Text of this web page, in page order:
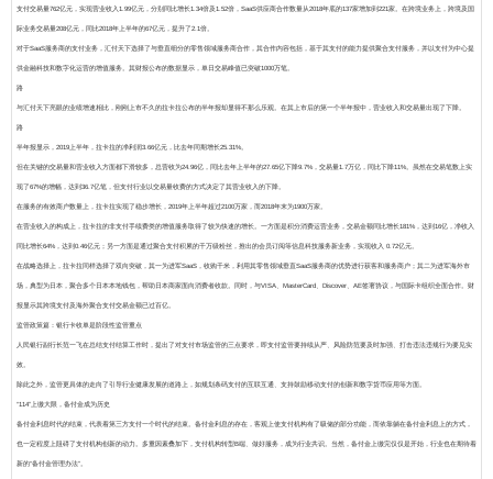
支付交易量762亿元，实现营业收入1.99亿元，分别同比增长1.34倍及1.52倍，SaaS供应商合作数量从2018年底的137家增加到221家。在跨境业务上，跨境及国
际业务交易量208亿元，同比2018年上半年的67亿元，提升了2.1倍。
对于SaaS服务商的支付业务，汇付天下选择了与垂直细分的零售领域服务商合作，其合作内容包括，基于其支付的能力提供聚合支付服务，并以支付为中心提
供金融科技和数字化运营的增值服务。其财报公布的数据显示，单日交易峰值已突破1000万笔。
路
与汇付天下亮眼的业绩增速相比，刚刚上市不久的拉卡拉公布的半年报却显得不那么乐观。在其上市后的第一个半年报中，营业收入和交易量出现了下降。
路
半年报显示，2019上半年，拉卡拉的净利润3.66亿元，比去年同期增长25.31%。
但在关键的交易量和营业收入方面都下滑较多，总营收为24.96亿，同比去年上半年的27.65亿下降9.7%，交易量1.7万亿，同比下降11%。虽然在交易笔数上实
现了67%的增幅，达到36.7亿笔，但支付行业以交易量收费的方式决定了其营业收入的下降。
在服务的有效商户数量上，拉卡拉实现了稳步增长，2019年上半年超过2100万家，而2018年末为1900万家。
在营业收入的构成上，拉卡拉的非支付手续费类的增值服务取得了较为快速的增长。一方面是积分消费运营业务，交易金额同比增长181%，达到16亿，净收入
同比增长64%，达到0.46亿元；另一方面是通过聚合支付积累的千万级粉丝，推出的会员订阅等信息科技服务新业务，实现收入 0.72亿元。
在战略选择上，拉卡拉同样选择了双向突破，其一为进军SaaS，收购千米，利用其零售领域垂直SaaS服务商的优势进行获客和服务商户；其二为进军海外市
场，典型为日本，聚合多个日本本地钱包，帮助日本商家面向消费者收款。同时，与VISA、MasterCard、Discover、AE签署协议，与国际卡组织全面合作。财
报显示其跨境支付及海外聚合支付交易金额已过百亿。
监管政策篇：银行卡收单是阶段性监管重点
人民银行副行长范一飞在总结支付结算工作时，提出了对支付市场监管的三点要求，即支付监管要持续从严、风险防范要及时加强、打击违法违规行为要见实
效。
除此之外，监管更具体的走向了引导行业健康发展的道路上，如规划条码支付的互联互通、支持鼓励移动支付的创新和数字货币应用等方面。
“114”上缴大限，备付金成为历史
备付金利息时代的结束，代表着第三方支付一个时代的结束。备付金利息的存在，客观上使支付机构有了吸储的部分功能，而依靠躺在备付金利息上的方式，
也一定程度上阻碍了支付机构创新的动力。多重因素叠加下，支付机构转型B端、做好服务，成为行业共识。当然，备付金上缴完仅仅是开始，行业也在期待着
新的“备付金管理办法”。